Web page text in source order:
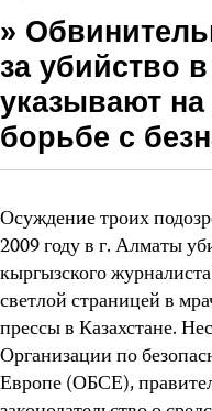
»
за убийство в
указывают на
борьбе с
Осуждение троих
2009 году в г. Алматы
кыргызского
светлой страницей в
прессы в Казахстане.
Организации по
Европе (ОБСЕ),